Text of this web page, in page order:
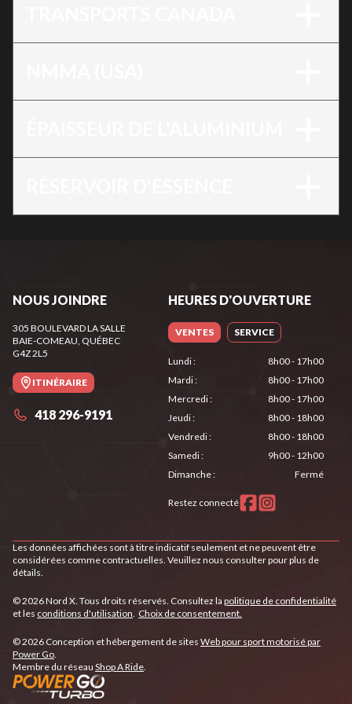
NOUS JOINDRE
305 BOULEVARD LA SALLE
BAIE-COMEAU, QUÉBEC
G4Z 2L5
ITINÉRAIRE
418 296-9191
HEURES D'OUVERTURE
VENTES SERVICE
Lundi:
8h00 - 17h00
Mardi:
8h00 - 17h00
Mercredi:
8h00 - 17h00
Jeudi:
8h00 - 18h00
Vendredi:
8h00 - 18h00
Samedi:
9h00 - 12h00
Dimanche: Fermé
Restez connecté
Les données affichées sont à titre indicatif seulement et ne peuvent être
considérées comme contractuelles. Veuillez nous consulter pour plus de
détails.
© 2026 Nord X. Tous droits réservés. Consultez la politique de confidentialité
et les conditions d'utilisation. Choix de consentement.
© 2026 Conception et hébergement de sites Web pour sport motorisé par
Power Go.
Membre du réseau Shop A Ride.